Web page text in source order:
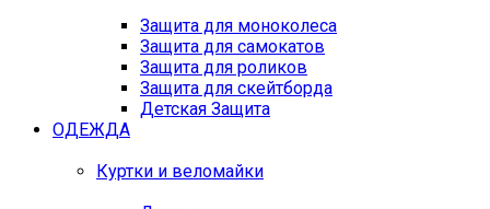
Защита для моноколеса
Защита для самокатов
Защита для роликов
Защита для скейтборда
Детская Защита
ОДЕЖДА
Куртки и веломайки